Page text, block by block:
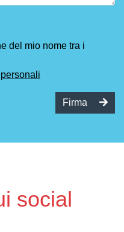
del mio nome tra i
Firma
social